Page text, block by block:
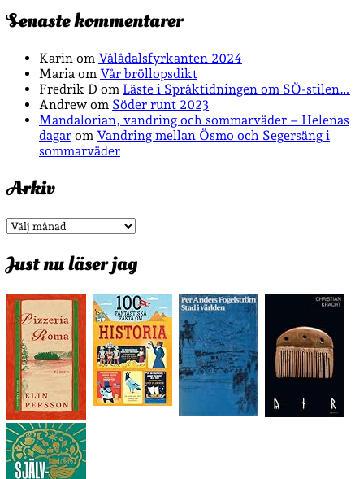
Senaste kommentarer
Karin om Vålådalsfyrkanten 2024
Maria om Vår bröllopsdikt
Fredrik D om Läste i Språktidningen om SÖ-stilen…
Andrew om Söder runt 2023
Mandalorian, vandring och sommarväder – Helenas
dagar om Vandring mellan Ösmo och Segersäng i
sommarväder
Arkiv
Arkiv
Just nu läser jag